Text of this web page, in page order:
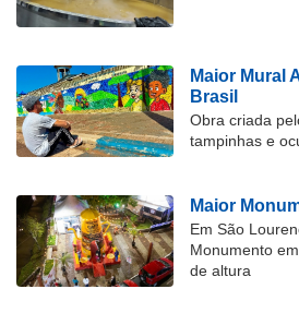
Maior Mural
Brasil
Obra criada
tampinhas e
Maior
Em São
Monumento
de altura